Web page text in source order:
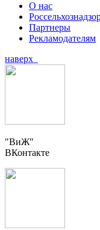
О нас
Партнеры
Рекламодателям
наверх
"ВиЖ"
ВКонтакте